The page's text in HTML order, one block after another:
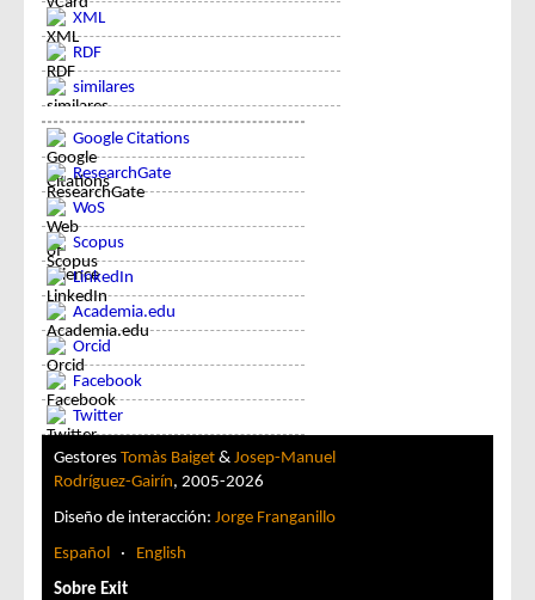
XML
RDF
similares
Google Citations
ResearchGate
WoS
Scopus
LinkedIn
Academia.edu
Orcid
Facebook
Twitter
Gestores Tomàs Baiget & Josep-Manuel
Rodríguez-Gairín, 2005-2026
Diseño de interacción: Jorge Franganillo
Español
·
English
Sobre Exit